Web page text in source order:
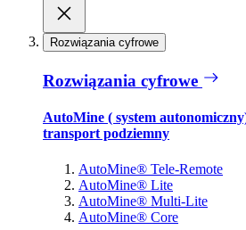
Rozwiązania cyfrowe
Rozwiązania cyfrowe
AutoMine ( system
transport podziemny
AutoMine® Tele-Remote
AutoMine® Lite
AutoMine® Multi-Lite
AutoMine® Core